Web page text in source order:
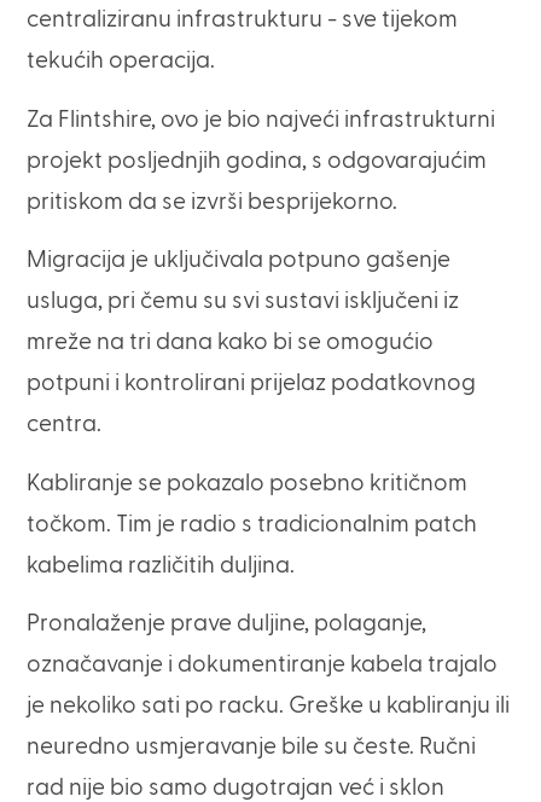
centraliziranu infrastrukturu - sve tijekom
tekućih operacija.
Za Flintshire, ovo je bio najveći infrastrukturni
projekt posljednjih godina, s odgovarajućim
pritiskom da se izvrši besprijekorno.
Migracija je uključivala potpuno gašenje
usluga, pri čemu su svi sustavi isključeni iz
mreže na tri dana kako bi se omogućio
potpuni i kontrolirani prijelaz podatkovnog
centra.
Kabliranje se pokazalo posebno kritičnom
točkom. Tim je radio s tradicionalnim patch
kabelima različitih duljina.
Pronalaženje prave duljine, polaganje,
označavanje i dokumentiranje kabela trajalo
je nekoliko sati po racku. Greške u kabliranju ili
neuredno usmjeravanje bile su česte. Ručni
rad nije bio samo dugotrajan već i sklon